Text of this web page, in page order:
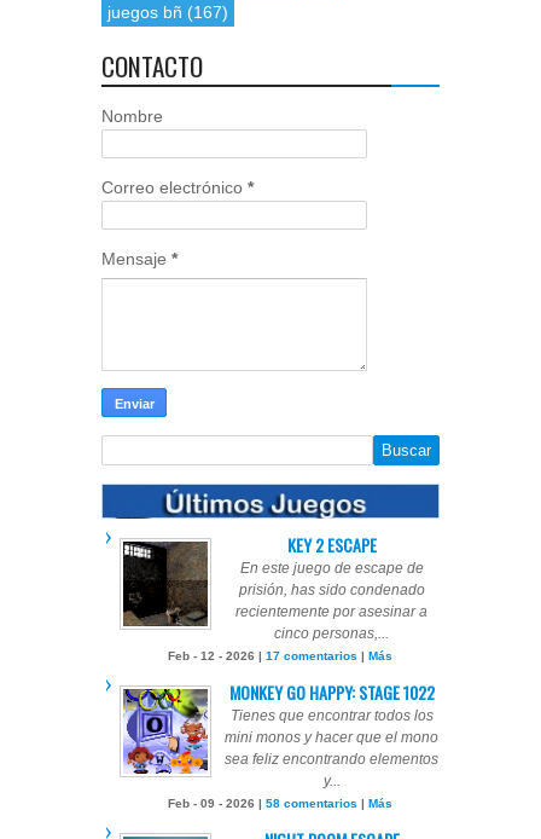
juegos bñ (167)
CONTACTO
Nombre
Correo electrónico *
Mensaje *
KEY 2 ESCAPE
En este juego de escape de
prisión, has sido condenado
recientemente por asesinar a
cinco personas,...
Feb - 12 - 2026 | 17 comentarios | Más
MONKEY GO HAPPY: STAGE 1022
Tienes que encontrar todos los
mini monos y hacer que el mono
sea feliz encontrando elementos
y...
Feb - 09 - 2026 | 58 comentarios | Más